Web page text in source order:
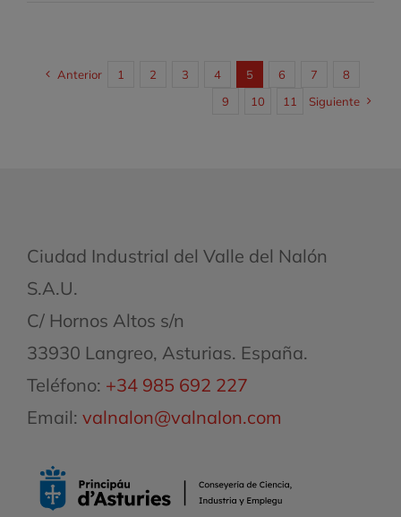
innovar
Anterior 1 2 3 4 5 6 7
8
9
10 11 Siguiente
Ciudad Industrial del Valle del Nalón
S.A.U.
C/ Hornos Altos s/n
33930 Langreo, Asturias. España.
Teléfono: +34 985 692 227
Email: valnalon@valnalon.com